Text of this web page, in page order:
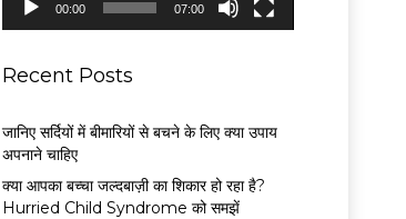
y
00:00 07:00
Recent Posts
जानिए सर्दियों में बीमारियों से बचने के लिए क्या उपाय
अपनाने चाहिए
क्या आपका बच्चा जल्दबाज़ी का शिकार हो रहा है?
Hurried Child Syndrome को समझें